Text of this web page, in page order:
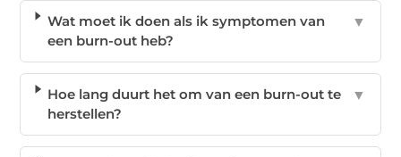
Wat moet ik doen als ik symptomen van
een burn-out heb?
▼
Hoe lang duurt het om van een burn-out te
herstellen?
▼